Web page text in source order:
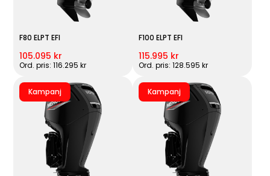
F80 ELPT EFI
105.095 kr
Ord. pris: 116.295 kr
F100 ELPT EFI
115.995 kr
Ord. pris: 128.595 kr
Kampanj Kampanj